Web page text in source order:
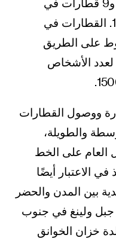
محطة يوشيانغ و6 محطات و12. القطارات في
4 قنوات و8 خطوط على الطريق
لعدد الأشخاص
ووصول القطارات
والطويلة،
العام على الخط
الاعتبار أيضًا
بين المدن والحضر
ولينغ في جنوب
خزان الخوانق